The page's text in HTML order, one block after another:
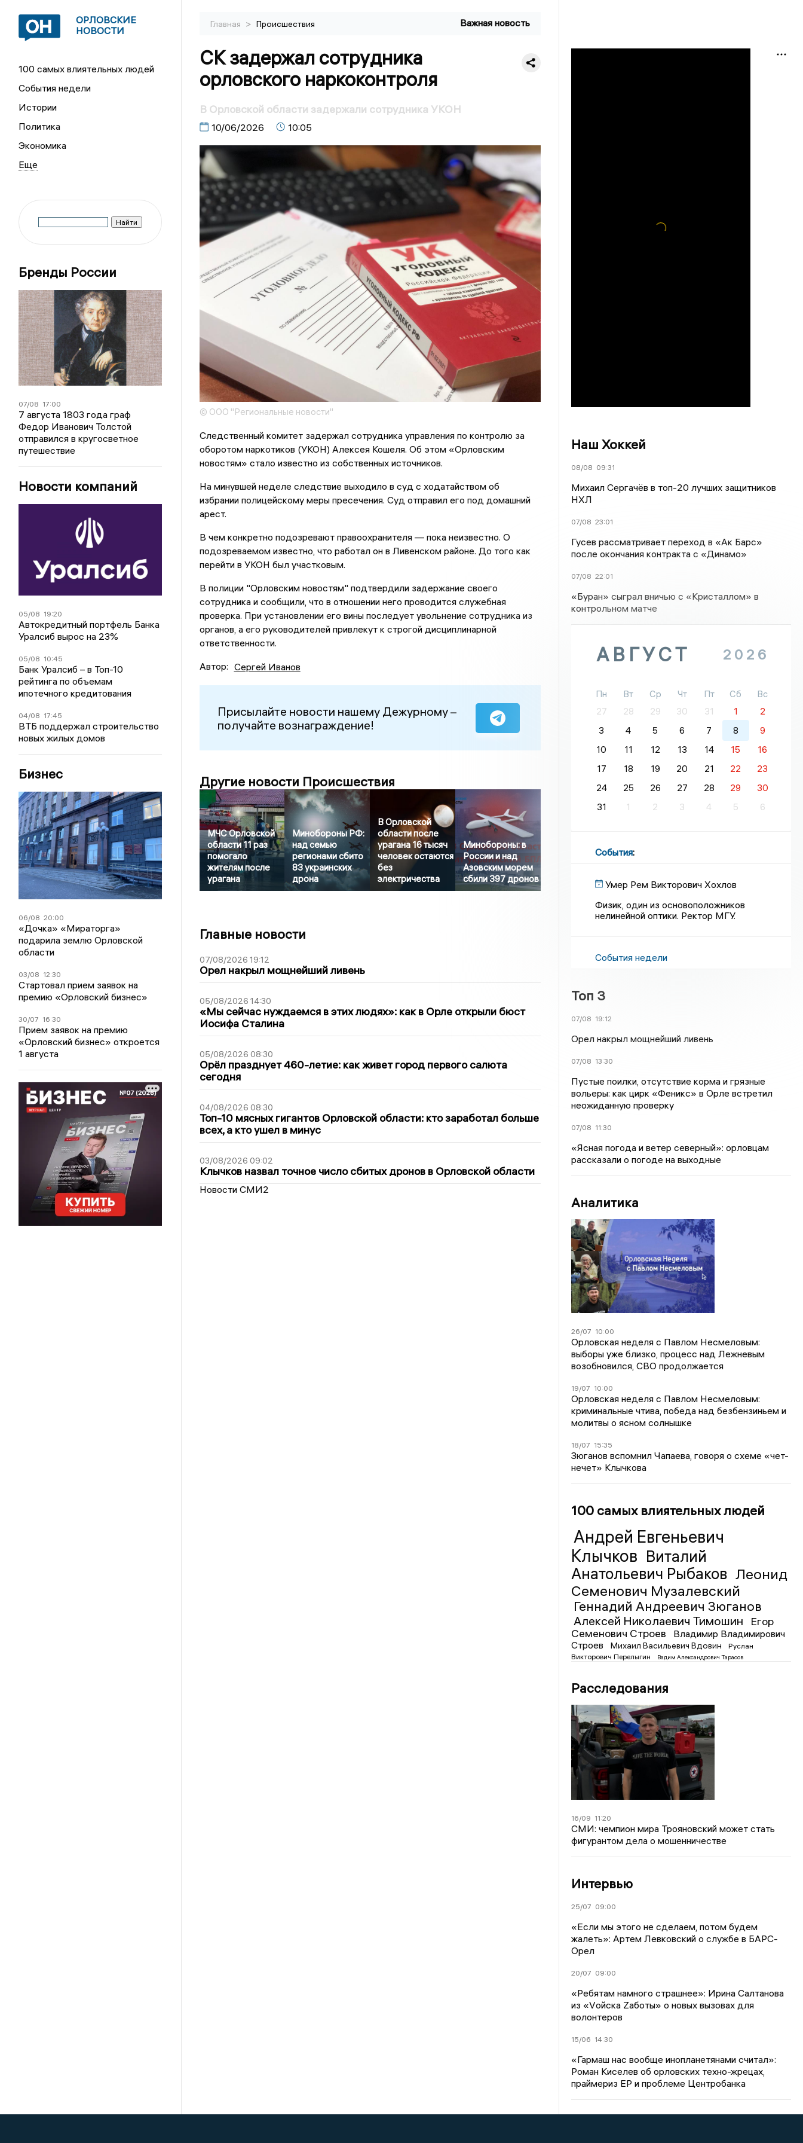
ОРЛОВСКИЕ
НОВОСТИ
100 самых влиятельных людей
События недели
Истории
Политика
Экономика
Бренды России
07/08 17:00
7 августа 1803 года граф
Федор Иванович Толстой
отправился в кругосветное
путешествие
Новости компаний
05/08 19:20
Автокредитный портфель Банка
Уралсиб вырос на 23%
05/08 10:45
Банк Уралсиб – в Топ-10
рейтинга по объемам
ипотечного кредитования
04/08 17:45
ВТБ поддержал строительство
новых жилых домов
Бизнес
06/08 20:00
«Дочка» «Мираторга»
подарила землю Орловской
области
03/08 12:30
Стартовал прием заявок на
премию «Орловский бизнес»
30/07 16:30
Прием заявок на премию
«Орловский бизнес» откроется
1 августа
Главная > Происшествия Важная новость
СК задержал сотрудника
орловского наркоконтроля
В Орловской области задержали сотрудника УКОН
10/06/2026 10:05
© ООО "Региональные новости"
Следственный комитет задержал сотрудника управления по контролю за
оборотом наркотиков (УКОН) Алексея Кошеля. Об этом «Орловским
новостям» стало известно из собственных источников.
На минувшей неделе следствие выходило в суд с ходатайством об
избрании полицейскому меры пресечения. Суд отправил его под домашний
арест.
В чем конкретно подозревают правоохранителя — пока неизвестно. О
подозреваемом известно, что работал он в Ливенском районе. До того как
перейти в УКОН был участковым.
В полиции "Орловским новостям" подтвердили задержание своего
сотрудника и сообщили, что в отношении него проводится служебная
проверка. При установлении его вины последует увольнение сотрудника из
органов, а его руководителей привлекут к строгой дисциплинарной
ответственности.
Автор: Сергей Иванов
Присылайте новости нашему Дежурному –
получайте вознаграждение!
Другие новости Происшествия
МЧС Орловской
области 11 раз
помогало
жителям после
урагана
Минобороны РФ:
над семью
регионами сбито
83 украинских
дрона
В Орловской
области после
урагана 16 тысяч
человек остаются
без
электричества
Минобороны: в
России и над
Азовским морем
сбили 397 дронов
Главные новости
07/08/2026 19:12
Орел накрыл мощнейший ливень
05/08/2026 14:30
«Мы сейчас нуждаемся в этих людях»: как в Орле открыли бюст
Иосифа Сталина
05/08/2026 08:30
Орёл празднует 460-летие: как живет город первого салюта
сегодня
04/08/2026 08:30
Топ-10 мясных гигантов Орловской области: кто заработал больше
всех, а кто ушел в минус
03/08/2026 09:02
Клычков назвал точное число сбитых дронов в Орловской области
Новости СМИ2
Наш Хоккей
08/08 09:31
Михаил Сергачёв в топ-20 лучших защитников
НХЛ
07/08 23:01
Гусев рассматривает переход в «Ак Барс»
после окончания контракта с «Динамо»
07/08 22:01
«Буран» сыграл вничью с «Кристаллом» в
контрольном матче
АВГУСТ 2026
Пн Вт Ср Чт Пт Сб
Вс
27
28 29 30 31 1
2
3
4 5 6 7 8
9
10
11 12 13 14 15
16
17
18 19 20 21 22
23
24
25 26 27 28 29
30
31
1 2 3 4 5 6
События:
Умер Рем Викторович Хохлов
Физик, один из основоположников
нелинейной оптики. Ректор МГУ.
События недели
Топ 3
07/08 19:12
Орел накрыл мощнейший ливень
07/08 13:30
Пустые поилки, отсутствие корма и грязные
вольеры: как цирк «Феникс» в Орле встретил
неожиданную проверку
07/08 11:30
«Ясная погода и ветер северный»: орловцам
рассказали о погоде на выходные
Аналитика
26/07 10:00
Орловская неделя с Павлом Несмеловым:
выборы уже близко, процесс над Лежневым
возобновился, СВО продолжается
19/07 10:00
Орловская неделя с Павлом Несмеловым:
криминальные чтива, победа над безбензиньем и
молитвы о ясном солнышке
18/07 15:35
Зюганов вспомнил Чапаева, говоря о схеме «чет-
нечет» Клычкова
100 самых влиятельных людей
Андрей Евгеньевич
Клычков Виталий
Анатольевич Рыбаков Леонид
Семенович Музалевский
Геннадий Андреевич Зюганов
Алексей Николаевич Тимошин
Егор
Семенович Строев
Владимир Владимирович
Строев
Михаил Васильевич Вдовин
Руслан
Викторович Перелыгин
Вадим Александрович Тарасов
Расследования
16/09 11:20
СМИ: чемпион мира Трояновский может стать
фигурантом дела о мошенничестве
Интервью
25/07 09:00
«Если мы этого не сделаем, потом будем
жалеть»: Артем Левковский о службе в БАРС-
Орел
20/07 09:00
«Ребятам намного страшнее»: Ирина Салтанова
из «Vойска Zаботы» о новых вызовах для
волонтеров
15/06 14:30
«Гармаш нас вообще инопланетянами считал»:
Роман Киселев об орловских техно-жрецах,
праймериз ЕР и проблеме Центробанка